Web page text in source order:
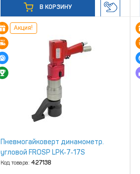
В КОРЗИНУ
Акция!
Пневмогайковерт динамометр.
угловой FROSP LPK‑7‑17S
Код товара: 427138